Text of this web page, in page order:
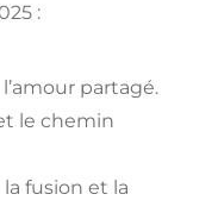
:
l’amour partagé.
le chemin
fusion et la